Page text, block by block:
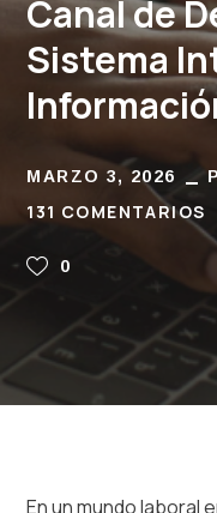
Canal de
Sistema
MARZO 3, 2026
131 COMENTARIOS
0
En un mundo laboral